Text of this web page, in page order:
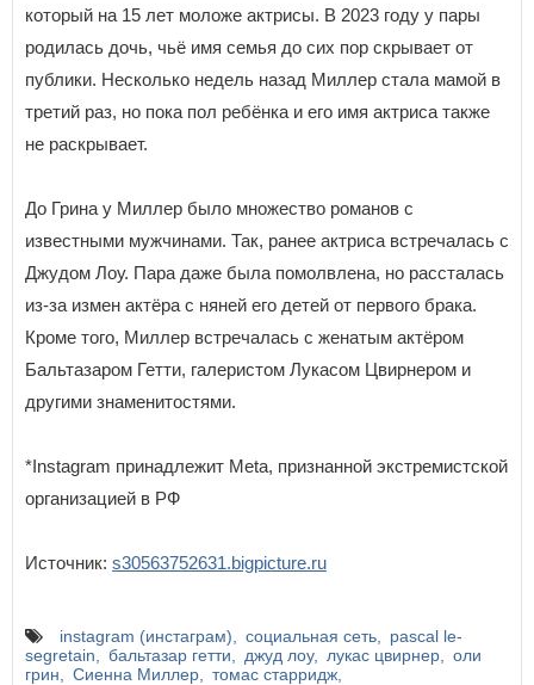
который на 15 лет моложе актрисы. В 2023 году у пары
родилась дочь, чьё имя семья до сих пор скрывает от
публики. Несколько недель назад Миллер стала мамой в
третий раз, но пока пол ребёнка и его имя актриса также
не раскрывает.
До Грина у Миллер было множество романов с
известными мужчинами. Так, ранее актриса встречалась с
Джудом Лоу. Пара даже была помолвлена, но рассталась
из-за измен актёра с няней его детей от первого брака.
Кроме того, Миллер встречалась с женатым актёром
Бальтазаром Гетти, галеристом Лукасом Цвирнером и
другими знаменитостями.
*Instagram принадлежит Meta, признанной экстремистской
организацией в РФ
Источник: s30563752631.bigpicture.ru
instagram (инстаграм) социальная сеть
pascal le-
segretain
бальтазар гетти джуд лоу лукас цвирнер
оли
грин
Сиенна Миллер томас старридж